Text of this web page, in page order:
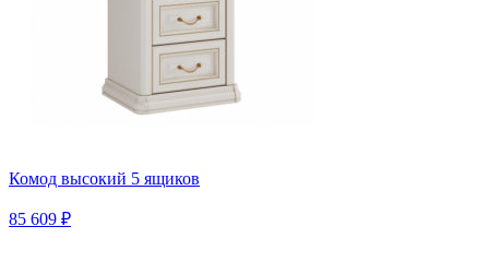
Комод высокий 5 ящиков
85 609 ₽